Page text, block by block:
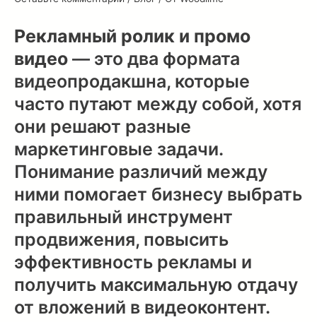
Рекламный ролик и промо
видео — это два формата
видеопродакшна, которые
часто путают между собой, хотя
они решают разные
маркетинговые задачи.
Понимание различий между
ними помогает бизнесу выбрать
правильный инструмент
продвижения, повысить
эффективность рекламы и
получить максимальную отдачу
от вложений в видеоконтент.